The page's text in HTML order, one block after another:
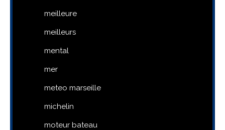
meilleure
meilleurs
mental
mer
meteo marseille
michelin
moteur bateau